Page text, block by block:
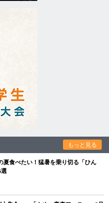
もっと見る
夏食べたい！猛暑を乗り切る「ひん